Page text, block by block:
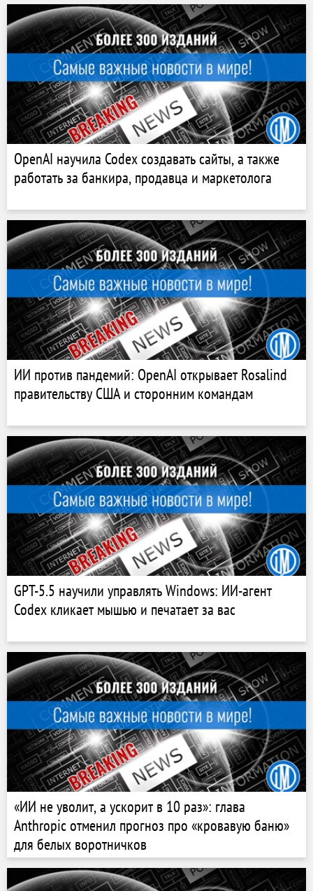
OpenAI научила Codex создавать сайты, а также
работать за банкира, продавца и маркетолога
ИИ против пандемий: OpenAI открывает Rosalind
правительству США и сторонним командам
GPT-5.5 научили управлять Windows: ИИ-агент
Codex кликает мышью и печатает за вас
«ИИ не уволит, а ускорит в 10 раз»: глава
Anthropic отменил прогноз про «кровавую баню»
для белых воротничков